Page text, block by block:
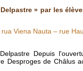
» par les
Viena Nauta – rue
Depuis
Desproges de Châlus